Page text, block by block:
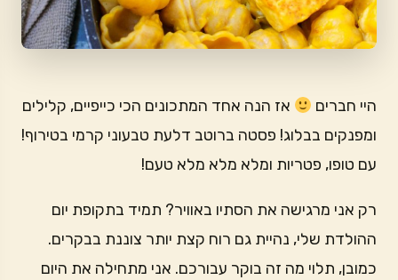
היי חברים
אז הנה אחד המתכונים הכי כייפיים, קלילים
ומפנקים בבלוג! פסטה ברוטב דלעת טבעוני קרמי בטירוף!
עם טופו, פטריות ומלא מלא מלא טעם!
רק אני מרגישה את הסתיו באוויר? תמיד בתקופת יום
ההולדת שלי, נהיית גם רוח קצת יותר צוננת בבקרים.
כמובן, תלוי מה זה בוקר עבורכם. אני מתחילה את היום